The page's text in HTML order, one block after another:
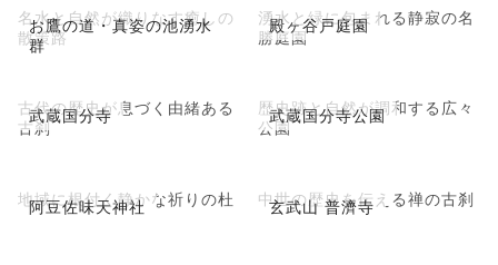
お鷹の道・真姿の池湧水
群
名水と自然が織りなす癒しの
散策路
殿ヶ谷戸庭園
湧水と緑に包まれる静寂の名
勝庭園
武蔵国分寺
古代の歴史が息づく由緒ある
古刹
武蔵国分寺公園
歴史跡と自然が調和する広々
公園
阿豆佐味天神社
地域に根付く静かな祈りの杜 玄武山 普濟寺
中世の歴史を伝える禅の古刹